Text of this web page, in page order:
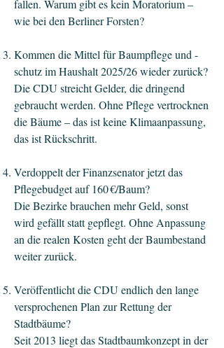
fallen. Warum gibt es kein Moratorium –
wie bei den Berliner Forsten?
Kommen die Mittel für Baumpflege und -
schutz im Haushalt 2025/26 wieder zurück?
Die CDU streicht Gelder, die dringend
gebraucht werden. Ohne Pflege vertrocknen
die Bäume – das ist keine Klimaanpassung,
das ist Rückschritt.
Verdoppelt der Finanzsenator jetzt das
Pflegebudget auf 160 €/Baum?
Die Bezirke brauchen mehr Geld, sonst
wird gefällt statt gepflegt. Ohne Anpassung
an die realen Kosten geht der Baumbestand
weiter zurück.
Veröffentlicht die CDU endlich den lange
versprochenen Plan zur Rettung der
Stadtbäume?
Seit 2013 liegt das Stadtbaumkonzept in der